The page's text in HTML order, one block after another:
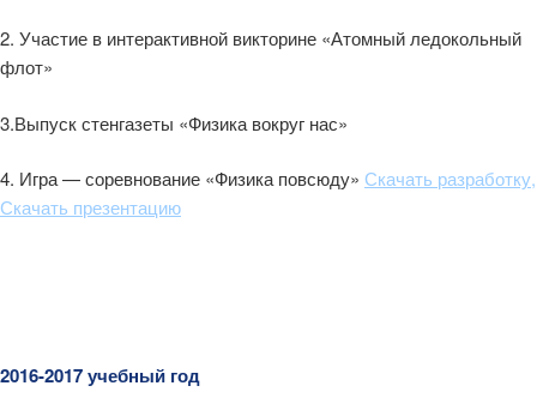
2. Участие в интерактивной викторине «Атомный ледокольный
флот»
3.Выпуск стенгазеты «Физика вокруг нас»
4. Игра — соревнование «Физика повсюду» Скачать разработку,
Скачать презентацию
2016-2017 учебный год